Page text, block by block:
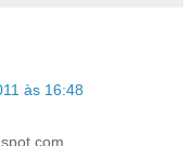
às 16:48